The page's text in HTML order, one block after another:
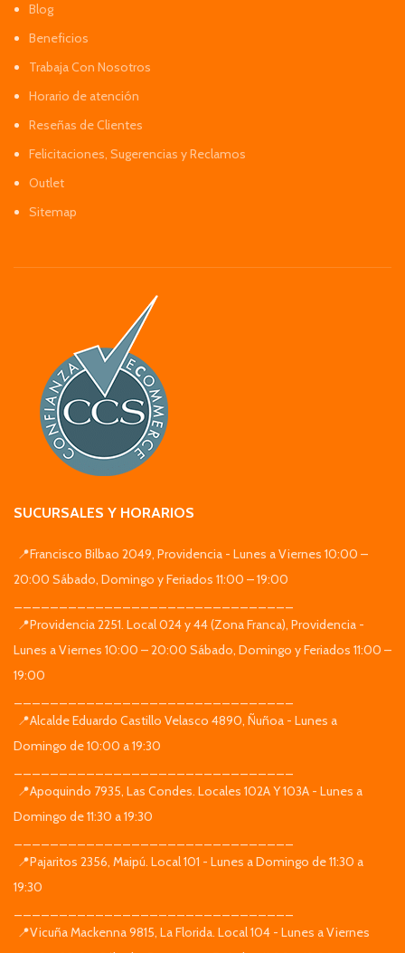
Blog
Beneficios
Trabaja Con Nosotros
Horario de atención
Reseñas de Clientes
Felicitaciones, Sugerencias y Reclamos
Outlet
Sitemap
SUCURSALES Y HORARIOS
📍Francisco Bilbao 2049, Providencia - Lunes a Viernes 10:00 –
20:00 Sábado, Domingo y Feriados 11:00 – 19:00
📍Providencia 2251. Local 024 y 44 (Zona Franca), Providencia -
Lunes a Viernes 10:00 – 20:00 Sábado, Domingo y Feriados 11:00 –
19:00
📍Alcalde Eduardo Castillo Velasco 4890, Ñuñoa - Lunes a
Domingo de 10:00 a 19:30
📍Apoquindo 7935, Las Condes. Locales 102A Y 103A - Lunes a
Domingo de 11:30 a 19:30
📍Pajaritos 2356, Maipú. Local 101 - Lunes a Domingo de 11:30 a
19:30
📍Vicuña Mackenna 9815, La Florida. Local 104 - Lunes a Viernes